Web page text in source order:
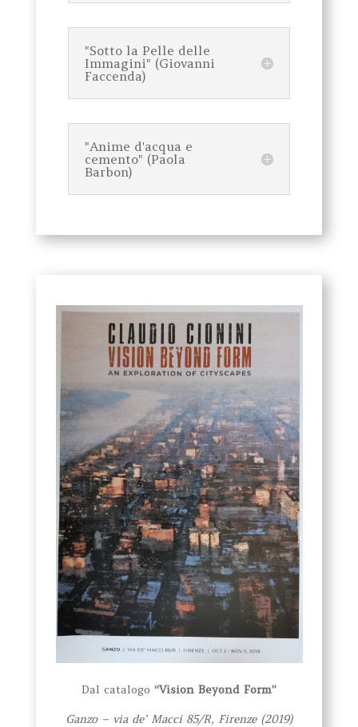
"Sotto la Pelle delle
Immagini" (Giovanni
Faccenda)
"Anime d'acqua e
cemento" (Paola
Barbon)
Dal catalogo“Vision Beyond Form”
Ganzo – via de’ Macci 85/R, Firenze (2019)